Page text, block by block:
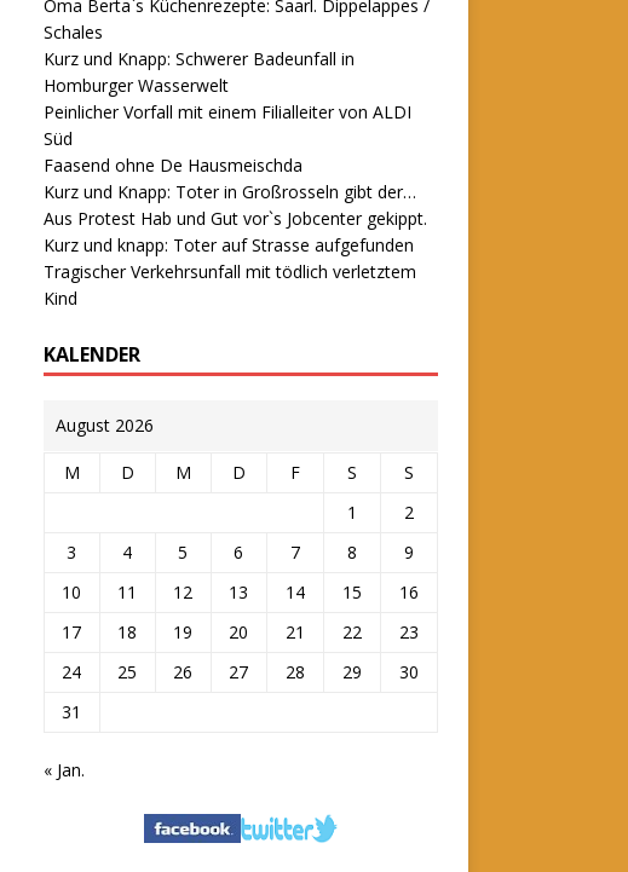
Oma Berta`s Küchenrezepte: Saarl. Dippelappes /
Schales
Kurz und Knapp: Schwerer Badeunfall in
Homburger Wasserwelt
Peinlicher Vorfall mit einem Filialleiter von ALDI
Süd
Faasend ohne De Hausmeischda
Kurz und Knapp: Toter in Großrosseln gibt der…
Aus Protest Hab und Gut vor`s Jobcenter gekippt.
Kurz und knapp: Toter auf Strasse aufgefunden
Tragischer Verkehrsunfall mit tödlich verletztem
Kind
KALENDER
August 2026
M D M D F S
S
1
2
3
4 5 6 7 8
9
10
11 12 13 14 15
16
17
18 19 20 21 22
23
24
25 26 27 28 29
30
31
« Jan.